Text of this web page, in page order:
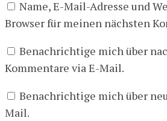
Name, E-Mail-Adresse und
Browser für meinen nächsten
Benachrichtige mich über
Kommentare via E-Mail.
Benachrichtige mich über
Mail.